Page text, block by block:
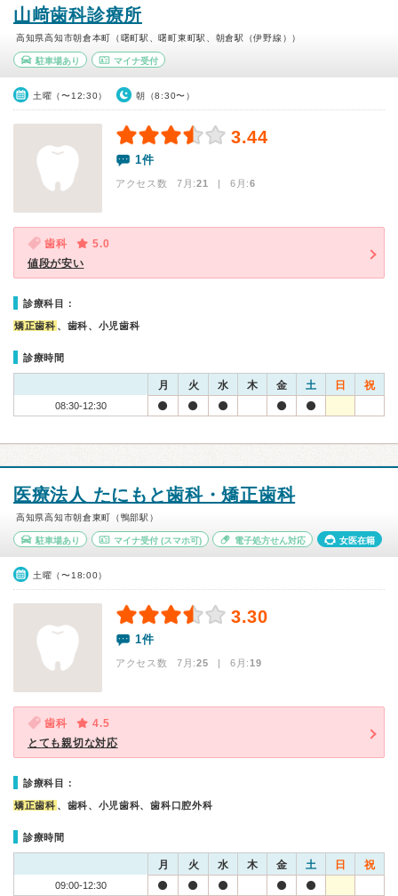
山﨑歯科診療所
高知県高知市朝倉本町（曙町駅、曙町東町駅、朝倉駅（伊野線））
駐車場あり マイナ受付
土曜（〜12:30） 朝（8:30〜）
3.44
1件
アクセス数 7月:21 | 6月:6
歯科
5.0
値段が安い
診療科目：
矯正歯科 、歯科、小児歯科
診療時間
月 火 水 木 金 土 日 祝
08:30-12:30
医療法人 たにもと歯科・矯正歯科
高知県高知市朝倉東町（鴨部駅）
駐車場あり マイナ受付(スマホ可) 電子処方せん対応 女医在籍
土曜（〜18:00）
3.30
1件
アクセス数 7月:25 | 6月:19
歯科
4.5
とても親切な対応
診療科目：
矯正歯科 、歯科、小児歯科、歯科口腔外科
診療時間
月 火 水 木 金 土 日 祝
09:00-12:30